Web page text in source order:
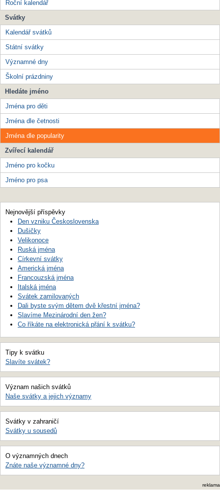
Roční kalendář
Svátky
Kalendář svátků
Státní svátky
Významné dny
Školní prázdniny
Hledáte jméno
Jména pro děti
Jména dle četnosti
Jména dle popularity
Zvířecí kalendář
Jméno pro kočku
Jméno pro psa
Nejnovější příspěvky
Den vzniku Československa
Dušičky
Velikonoce
Ruská jména
Církevní svátky
Americká jména
Francouzská jména
Italská jména
Svátek zamilovaných
Dali byste svým dětem dvě křestní jména?
Slavíme Mezinárodní den žen?
Co říkáte na elektronická přání k svátku?
Tipy k svátku
Slavíte svátek?
Význam našich svátků
Naše svátky a jejich významy
Svátky v zahraničí
Svátky u sousedů
O významných dnech
Znáte naše významné dny?
reklama